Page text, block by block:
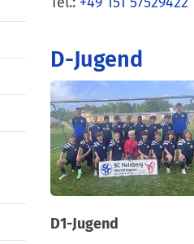
D-Jugend
D1-Jugend